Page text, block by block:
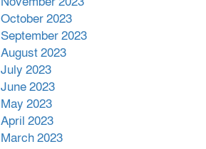
October 2023
September 2023
August 2023
July 2023
June 2023
May 2023
April 2023
March 2023